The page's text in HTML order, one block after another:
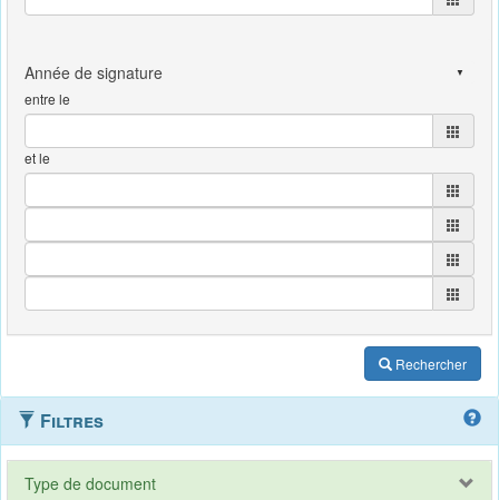
entre le
et le
Rechercher
Filtres
Type de document